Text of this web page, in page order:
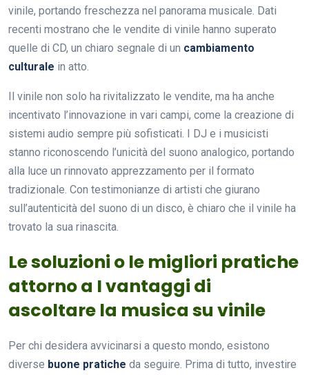
vinile, portando freschezza nel panorama musicale. Dati
recenti mostrano che le vendite di vinile hanno superato
quelle di CD, un chiaro segnale di un cambiamento
culturale in atto.
Il vinile non solo ha rivitalizzato le vendite, ma ha anche
incentivato l’innovazione in vari campi, come la creazione di
sistemi audio sempre più sofisticati. I DJ e i musicisti
stanno riconoscendo l’unicità del suono analogico, portando
alla luce un rinnovato apprezzamento per il formato
tradizionale. Con testimonianze di artisti che giurano
sull’autenticità del suono di un disco, è chiaro che il vinile ha
trovato la sua rinascita.
Le soluzioni o le migliori pratiche
attorno a I vantaggi di
ascoltare la musica su vinile
Per chi desidera avvicinarsi a questo mondo, esistono
diverse buone pratiche da seguire. Prima di tutto, investire